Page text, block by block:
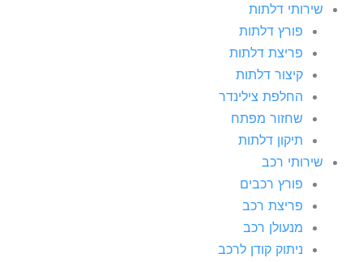
שירותי דלתות
פורץ דלתות
פריצת דלתות
קיצור דלתות
החלפת צילינדר
שחזור מפתח
תיקון דלתות
שירותי רכב
פורץ רכבים
פריצת רכב
מנעולן רכב
ניתוק קודן לרכב